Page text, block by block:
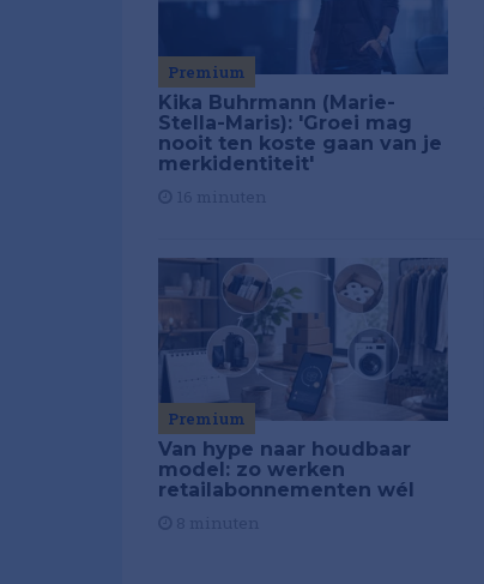
Premium
Kika Buhrmann (Marie-
Stella-Maris): 'Groei mag
nooit ten koste gaan van je
merkidentiteit'
Premium
Van hype naar houdbaar
model: zo werken
retailabonnementen wél